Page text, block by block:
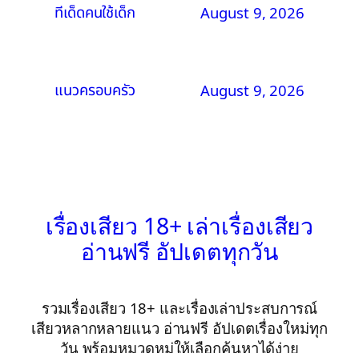
ทีเด็ดคนใช้เด็ก August 9, 2026
แนวครอบครัว August 9, 2026
เรื่องเสียว 18+ เล่าเรื่องเสียว
อ่านฟรี อัปเดตทุกวัน
รวมเรื่องเสียว 18+ และเรื่องเล่าประสบการณ์
เสียวหลากหลายแนว อ่านฟรี อัปเดตเรื่องใหม่ทุก
วัน พร้อมหมวดหมู่ให้เลือกค้นหาได้ง่าย